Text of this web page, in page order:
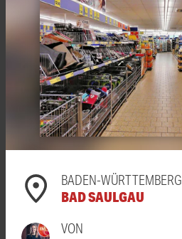
BADEN-WÜRTTEMBERG
BAD SAULGAU
VON